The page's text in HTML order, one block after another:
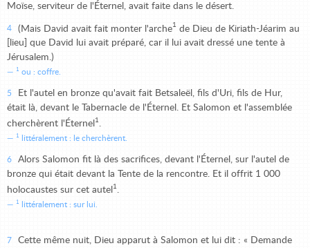
Moïse, serviteur de l'Éternel, avait faite dans le désert.
4 (Mais David avait fait monter l'arche1 de Dieu de Kiriath-Jéarim au
[lieu] que David lui avait préparé, car il lui avait dressé une tente à
Jérusalem.)
1 ou : coffre.
5
Et l'autel en bronze qu'avait fait Betsaleël, fils d'Uri, fils de Hur,
était là, devant le Tabernacle de l'Éternel. Et Salomon et l'assemblée
cherchèrent l'Éternel 1.
1 littéralement : le cherchèrent.
6
Alors Salomon fit là des sacrifices, devant l'Éternel, sur l'autel de
bronze qui était devant la Tente de la rencontre. Et il offrit 1 000
holocaustes sur cet autel 1
1 littéralement : sur lui.
7
Cette même nuit, Dieu apparut à Salomon et lui dit : « Demande